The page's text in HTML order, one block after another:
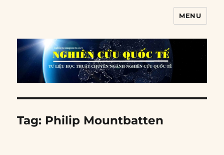
MENU
Tag: Philip Mountbatten